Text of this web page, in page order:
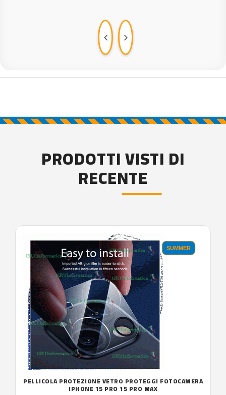
PRODOTTI VISTI DI
RECENTE
SUMMER
PELLICOLA PROTEZIONE VETRO PROTEGGI FOTOCAMERA
IPHONE 15 PRO 15 PRO MAX